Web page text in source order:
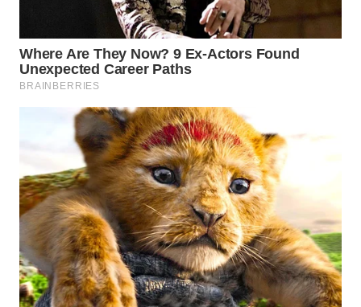
DESA
WISATA
WAHANA
Network
KONSUMEN
LISTRIK
MASYARAKAT
KELISTRIKAN